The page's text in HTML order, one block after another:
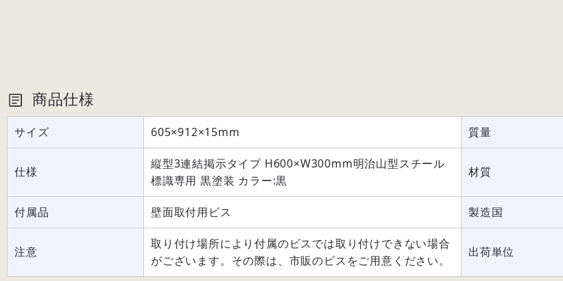
商品仕様
サイズ 605×912×15mm 質量
仕様
縦型3連結掲示タイプ H600×W300mm明治山型スチール
標識専用 黒塗装 カラー:黒
材質
付属品 壁面取付用ビス 製造国
注意
取り付け場所により付属のビスでは取り付けできない場合
がございます。その際は、市販のビスをご用意ください。
出荷単位